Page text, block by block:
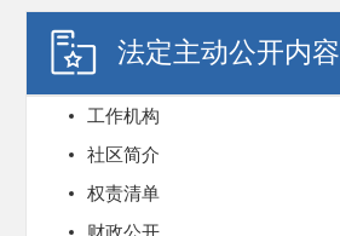
法定主动公开内容
工作机构
社区简介
权责清单